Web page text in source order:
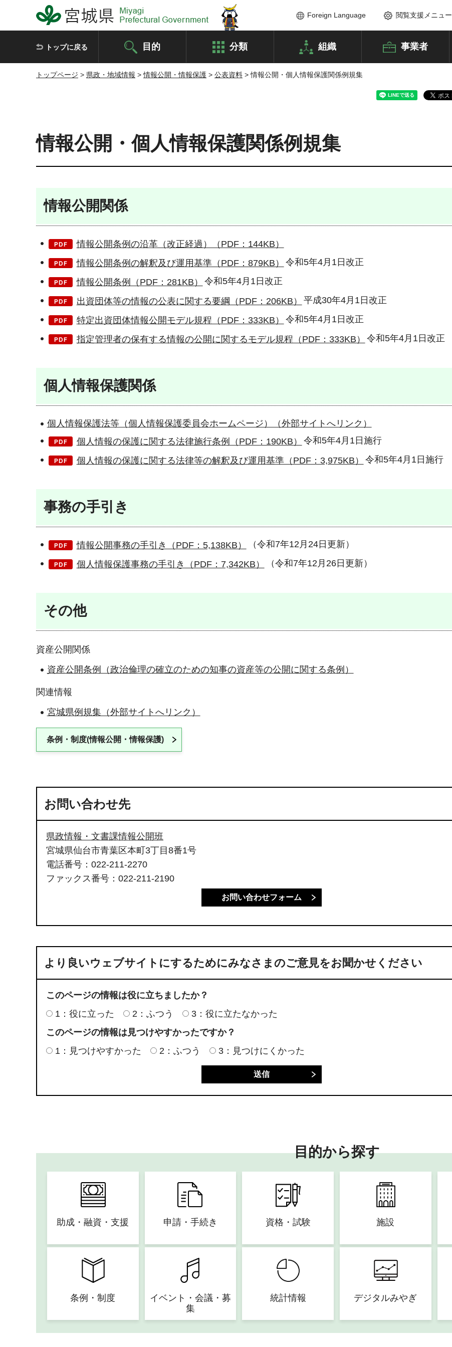
宮城県 Miyagi Prefectural Government Foreign Language 閲覧支援メニュー
トップに戻る 目的 分類 組織 事業者
トップページ > 県政・地域情報 >情報公開・情報保護 > 公表資料 > 情報公開・個人情報保護関係例規集
情報公開・個人情報保護関係例規集
情報公開関係
情報公開条例の沿革（改正経過）（PDF：144KB）
情報公開条例の解釈及び運用基準（PDF：879KB）
令和5年4月1日改正
情報公開条例（PDF：281KB）
令和5年4月1日改正
出資団体等の情報の公表に関する要綱（PDF：206KB）
平成30年4月1日改正
特定出資団体情報公開モデル規程（PDF：333KB）
令和5年4月1日改正
指定管理者の保有する情報の公開に関するモデル規程（PDF：333KB）
令和5年4月1日改正
個人情報保護関係
個人情報保護法等（個人情報保護委員会ホームページ）（外部サイトへリンク）
個人情報の保護に関する法律施行条例（PDF：190KB）
令和5年4月1日施行
個人情報の保護に関する法律等の解釈及び運用基準（PDF：3,975KB）
令和5年4月1日施行
事務の手引き
情報公開事務の手引き（PDF：5,138KB）
（令和7年12月24日更新）
個人情報保護事務の手引き（PDF：7,342KB）
（令和7年12月26日更新）
その他
資産公開関係
資産公開条例（政治倫理の確立のための知事の資産等の公開に関する条例）
関連情報
宮城県例規集（外部サイトへリンク）
条例・制度(情報公開・情報保護)
お問い合わせ先
県政情報・文書課情報公開班
宮城県仙台市青葉区本町3丁目8番1号
電話番号：022-211-2270
ファックス番号：022-211-2190
より良いウェブサイトにするためにみなさまのご意見をお聞かせください
このページの情報は役に立ちましたか？
1：役に立った
2：ふつう
3：役に立たなかった
このページの情報は見つけやすかったですか？
1：見つけやすかった
2：ふつう 3：見つけにくかった
目的から探す
助成・融資・支援 申請・手続き 資格・試験 施設
条例・制度
イベント・会議・募
集
統計情報 デジタルみやぎ